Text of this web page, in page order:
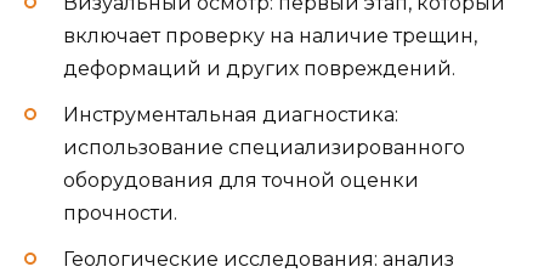
включает проверку на наличие трещин,
деформаций и других повреждений.
Инструментальная диагностика:
использование специализированного
оборудования для точной оценки
прочности.
Геологические исследования: анализ